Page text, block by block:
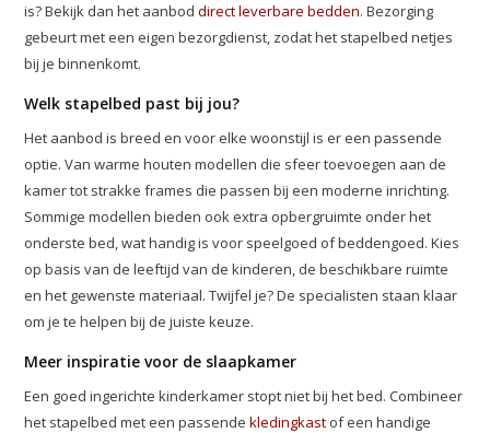
is? Bekijk dan het aanboddirect leverbare bedden. Bezorging
gebeurt met een eigen bezorgdienst, zodat het stapelbed netjes
bij je binnenkomt.
Welk stapelbed past bij jou?
Het aanbod is breed en voor elke woonstijl is er een passende
optie. Van warme houten modellen die sfeer toevoegen aan de
kamer tot strakke frames die passen bij een moderne inrichting.
Sommige modellen bieden ook extra opbergruimte onder het
onderste bed, wat handig is voor speelgoed of beddengoed. Kies
op basis van de leeftijd van de kinderen, de beschikbare ruimte
en het gewenste materiaal. Twijfel je? De specialisten staan klaar
om je te helpen bij de juiste keuze.
Meer inspiratie voor de slaapkamer
Een goed ingerichte kinderkamer stopt niet bij het bed. Combineer
het stapelbed met een passende kledingkast of een handige